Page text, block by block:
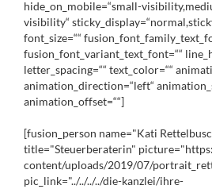
hide_on_mobile=“small-
visibility“
font_size=““
fusion_font_variant_text_font=““
letter_spacing=““ text_color=““
animation_direction=“left“
animation_offset=““]
[fusion_person name="Kati
title="Steuerberaterin"
content/uploads/2019/07/
pic_link="../../../../die-kanzlei/ihre-